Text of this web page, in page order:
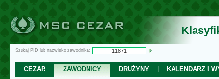
Szukaj PID lub nazwisko zawodnika:
CEZAR ZAWODNICY DRUŻYNY
KALENDARZ I